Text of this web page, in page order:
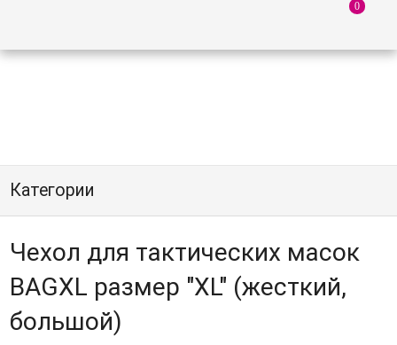
Категории
Чехол для тактических масок
BAGXL размер "XL" (жесткий,
большой)